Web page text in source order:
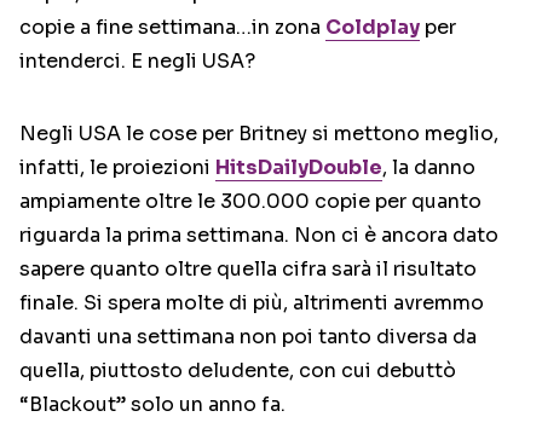
copie a fine settimana…in zona Coldplay per
intenderci. E negli USA?
Negli USA le cose per Britney si mettono meglio,
infatti, le proiezioni HitsDailyDouble, la danno
ampiamente oltre le 300.000 copie per quanto
riguarda la prima settimana. Non ci è ancora dato
sapere quanto oltre quella cifra sarà il risultato
finale. Si spera molte di più, altrimenti avremmo
davanti una settimana non poi tanto diversa da
quella, piuttosto deludente, con cui debuttò
“Blackout” solo un anno fa.